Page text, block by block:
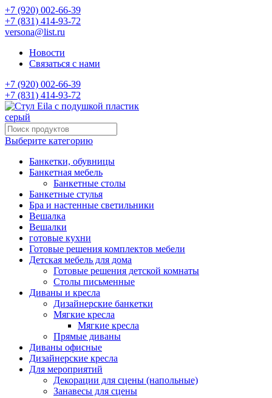
+7 (920) 002-66-39
+7 (831) 414-93-72
versona@list.ru
Новости
Связаться с нами
+7 (920) 002-66-39
+7 (831) 414-93-72
Выберите категорию
Банкетки, обувницы
Банкетная мебель
Банкетные столы
Банкетные стулья
Бра и настенные светильники
Вешалка
Вешалки
готовые кухни
Готовые решения комплектов мебели
Детская мебель для дома
Готовые решения детской комнаты
Столы письменные
Диваны и кресла
Дизайнерские банкетки
Мягкие кресла
Мягкие кресла
Прямые диваны
Диваны офисные
Дизайнерские кресла
Для мероприятий
Декорации для сцены (напольные)
Занавесы для сцены